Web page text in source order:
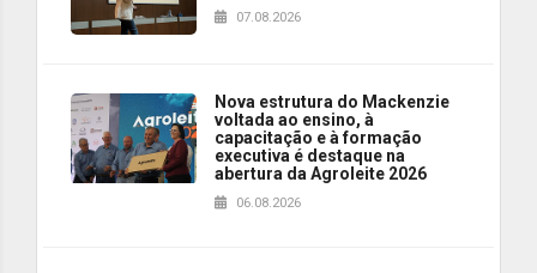
07.08.2026
Nova estrutura do Mackenzie
voltada ao ensino, à
capacitação e à formação
executiva é destaque na
abertura da Agroleite 2026
06.08.2026